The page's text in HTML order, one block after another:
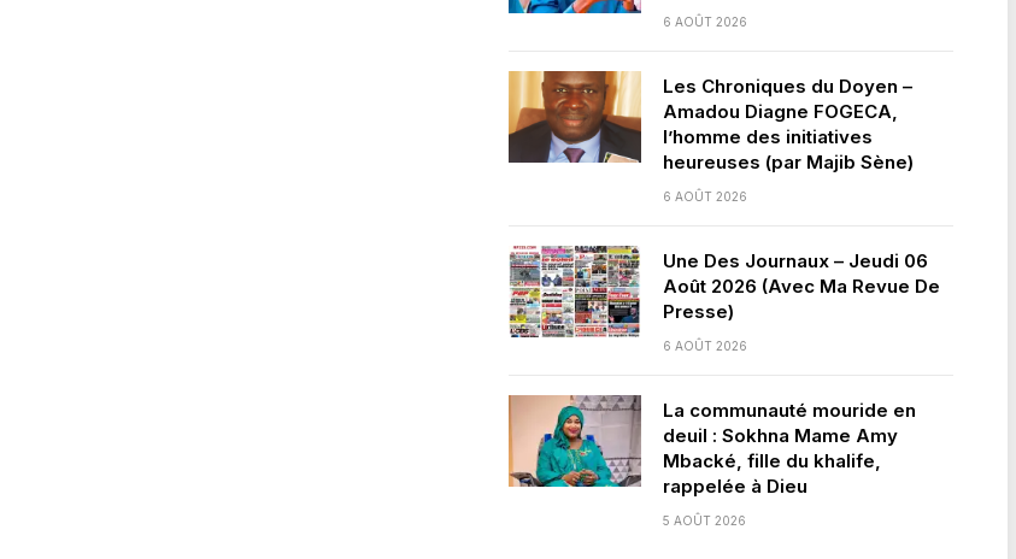
6 AOÛT 2026
Les Chroniques du Doyen –
Amadou Diagne FOGECA,
l’homme des initiatives
heureuses (par Majib Sène)
6 AOÛT 2026
Une Des Journaux – Jeudi 06
Août 2026 (Avec Ma Revue De
Presse)
6 AOÛT 2026
La communauté mouride en
deuil : Sokhna Mame Amy
Mbacké, fille du khalife,
rappelée à Dieu
5 AOÛT 2026